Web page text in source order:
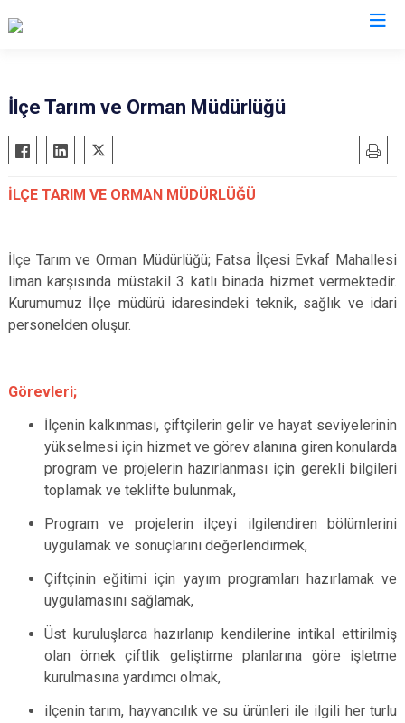
Akkuş
Aybastı
Çamaş
Çaybaşı
Fatsa
Gölköy
Gülyalı
İkizce
Korgan
Mesudiye
Perşembe
Ulubey
İlçe Tarım ve Orman Müdürlüğü
İLÇE TARIM VE ORMAN MÜDÜRLÜĞÜ
İlçe Tarım ve Orman Müdürlüğü; Fatsa İlçesi Evkaf Mahallesi
liman karşısında müstakil 3 katlı binada hizmet vermektedir.
Kurumumuz İlçe müdürü idaresindeki teknik, sağlık ve idari
personelden oluşur.
Görevleri;
İlçenin kalkınması, çiftçilerin gelir ve hayat seviyelerinin
yükselmesi için hizmet ve görev alanına giren konularda
program ve projelerin hazırlanması için gerekli bilgileri
toplamak ve teklifte bulunmak,
Program ve projelerin ilçeyi ilgilendiren bölümlerini
uygulamak ve sonuçlarını değerlendirmek,
Çiftçinin eğitimi için yayım programları hazırlamak ve
uygulamasını sağlamak,
Üst kuruluşlarca hazırlanıp kendilerine intikal ettirilmiş
olan örnek çiftlik geliştirme planlarına göre işletme
kurulmasına yardımcı olmak,
ilçenin tarım, hayvancılık ve su ürünleri ile ilgili her turlu